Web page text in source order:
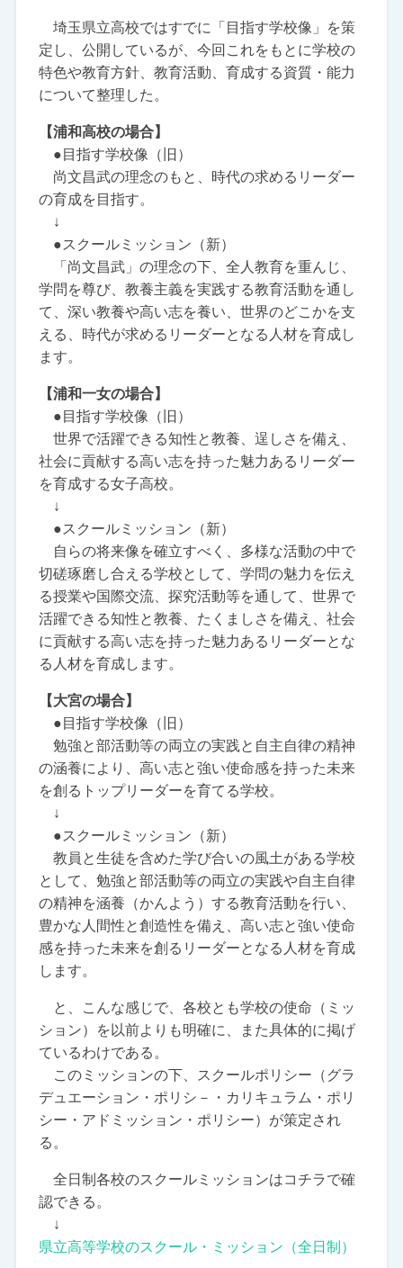
埼玉県立高校ではすでに「目指す学校像」を策
定し、公開しているが、今回これをもとに学校の
特色や教育方針、教育活動、育成する資質・能力
について整理した。
【浦和高校の場合】
●目指す学校像（旧）
尚文昌武の理念のもと、時代の求めるリーダー
の育成を目指す。
↓
●スクールミッション（新）
「尚文昌武」の理念の下、全人教育を重んじ、
学問を尊び、教養主義を実践する教育活動を通し
て、深い教養や高い志を養い、世界のどこかを支
える、時代が求めるリーダーとなる人材を育成し
ます。
【浦和一女の場合】
●目指す学校像（旧）
世界で活躍できる知性と教養、逞しさを備え、
社会に貢献する高い志を持った魅力あるリーダー
を育成する女子高校。
↓
●スクールミッション（新）
自らの将来像を確立すべく、多様な活動の中で
切磋琢磨し合える学校として、学問の魅力を伝え
る授業や国際交流、探究活動等を通して、世界で
活躍できる知性と教養、たくましさを備え、社会
に貢献する高い志を持った魅力あるリーダーとな
る人材を育成します。
【大宮の場合】
●目指す学校像（旧）
勉強と部活動等の両立の実践と自主自律の精神
の涵養により、高い志と強い使命感を持った未来
を創るトップリーダーを育てる学校。
↓
●スクールミッション（新）
教員と生徒を含めた学び合いの風土がある学校
として、勉強と部活動等の両立の実践や自主自律
の精神を涵養（かんよう）する教育活動を行い、
豊かな人間性と創造性を備え、高い志と強い使命
感を持った未来を創るリーダーとなる人材を育成
します。
と、こんな感じで、各校とも学校の使命（ミッ
ション）を以前よりも明確に、また具体的に掲げ
ているわけである。
このミッションの下、スクールポリシー（グラ
デュエーション・ポリシ－・カリキュラム・ポリ
シー・アドミッション・ポリシー）が策定され
る。
全日制各校のスクールミッションはコチラで確
認できる。
↓
県立高等学校のスクール・ミッション（全日制）